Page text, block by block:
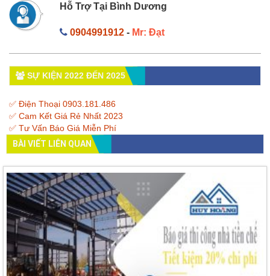
Hỗ Trợ Tại Bình Dương
0904991912- Mr: Đạt
SỰ KIỆN 2022 ĐẾN 2025
✅ Điện Thoại 0903.181.486
✅ Cam Kết Giá Rẻ Nhất 2023
✅ Tư Vấn Báo Giá Miễn Phí
BÀI VIẾT LIÊN QUAN